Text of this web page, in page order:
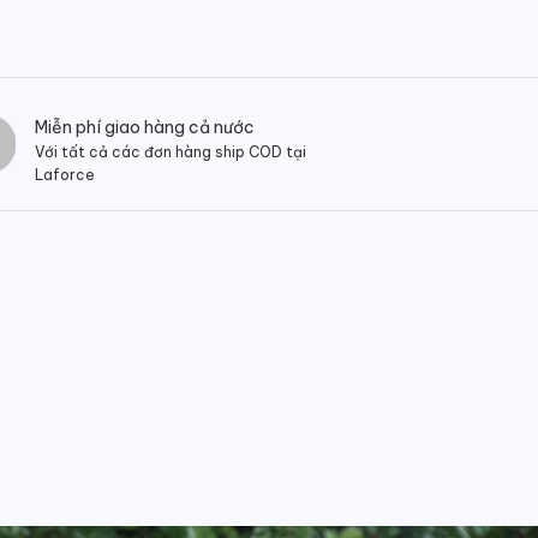
Miễn phí giao hàng cả nước
Với tất cả các đơn hàng ship COD tại
Laforce